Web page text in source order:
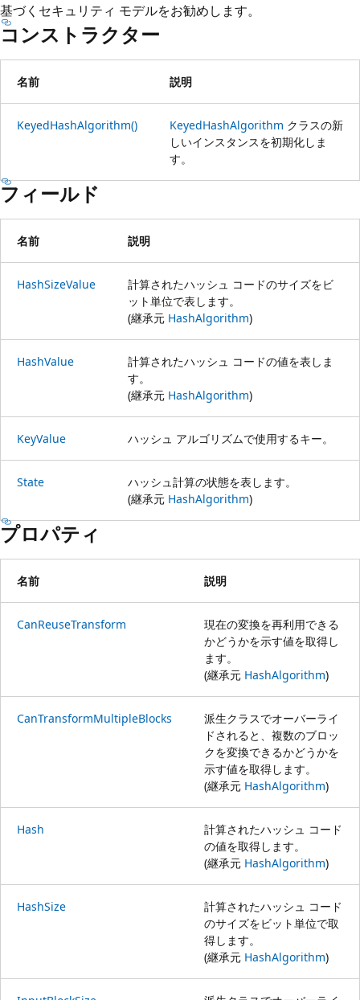
基づくセキュリティ モデルをお勧めします。
コンストラクター
名前 説明
KeyedHashAlgorithm() KeyedHashAlgorithm クラスの新
しいインスタンスを初期化しま
す。
フィールド
名前 説明
HashSizeValue
計算されたハッシュ コードのサイズをビ
ット単位で表します。
(継承元 HashAlgorithm)
HashValue
計算されたハッシュ コードの値を表しま
す。
(継承元 HashAlgorithm)
KeyValue ハッシュ アルゴリズムで使用するキー。
State
ハッシュ計算の状態を表します。
(継承元 HashAlgorithm)
プロパティ
名前 説明
CanReuseTransform
現在の変換を再利用できる
かどうかを示す値を取得し
ます。
(継承元 HashAlgorithm)
CanTransformMultipleBlocks
派生クラスでオーバーライ
ドされると、複数のブロッ
クを変換できるかどうかを
示す値を取得します。
(継承元 HashAlgorithm)
Hash
計算されたハッシュ コード
の値を取得します。
(継承元 HashAlgorithm)
HashSize
計算されたハッシュ コード
のサイズをビット単位で取
得します。
(継承元 HashAlgorithm)